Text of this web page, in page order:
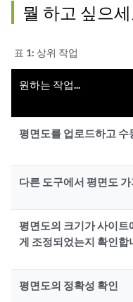
뭘 하고 싶으
표 1: 상위 작업
원하는 작업...
평면도를 업로드하고 수
다른 도구에서 평면도
평면도의 크기가 사이트
게 조정되었는지 확인합
평면도의 정확성 확인